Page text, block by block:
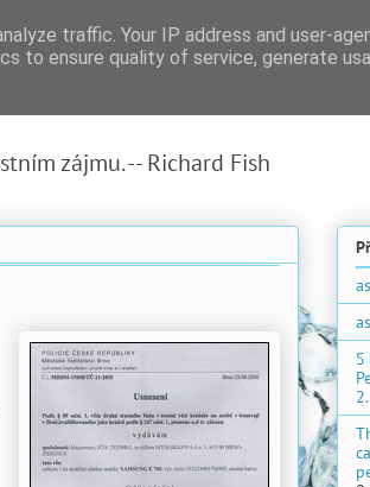
zájmu. -- Richard Fish
S
traffic. Your IP address and user-
to ensure quality of service, generate